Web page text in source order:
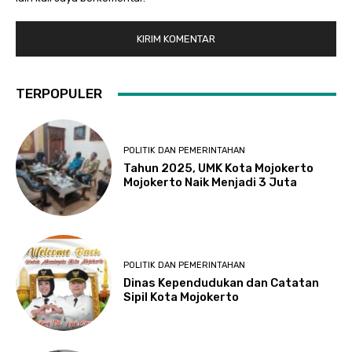
TERPOPULER
POLITIK DAN PEMERINTAHAN
Tahun 2025, UMK Kota Mojokerto
Mojokerto Naik Menjadi 3 Juta
POLITIK DAN PEMERINTAHAN
Dinas Kependudukan dan Catatan
Sipil Kota Mojokerto